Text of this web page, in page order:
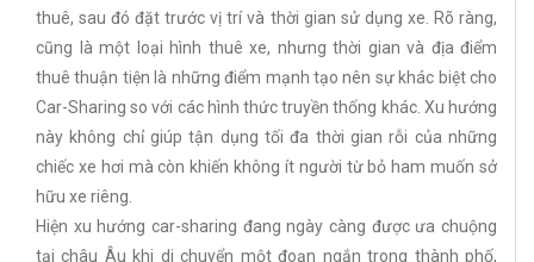
thuê, sau đó đặt trước vị trí và thời gian sử dụng xe. Rõ ràng,
cũng là một loại hình thuê xe, nhưng thời gian và địa điểm
thuê thuận tiện là những điểm mạnh tạo nên sự khác biệt cho
Car-Sharing so với các hình thức truyền thống khác. Xu hướng
này không chỉ giúp tận dụng tối đa thời gian rỗi của những
chiếc xe hơi mà còn khiến không ít người từ bỏ ham muốn sở
hữu xe riêng.
Hiện xu hướng car-sharing đang ngày càng được ưa chuộng
tại châu Âu khi di chuyển một đoạn ngắn trong thành phố,